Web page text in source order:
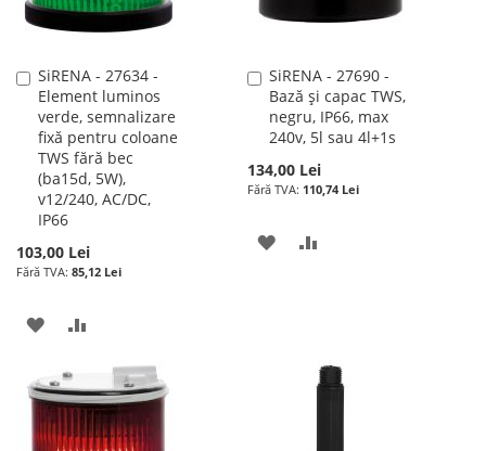
SiRENA - 27634 -
Element luminos
verde, semnalizare
fixă pentru coloane
TWS fără bec
(ba15d, 5W),
v12/240, AC/DC,
IP66
103,00 Lei
85,12 Lei
Adauga
în
cos
ADAUGATI
LISTA
DE
COMPARARE
SiRENA - 27690 -
Bază și capac TWS,
negru, IP66, max
240v, 5l sau 4l+1s
134,00 Lei
110,74 Lei
Adauga
în
cos
ADAUGATI
DORINTE